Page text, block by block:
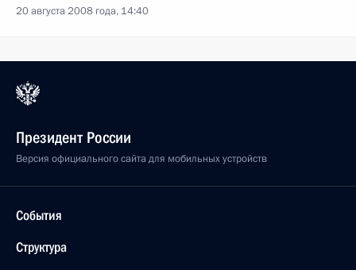
20 августа 2008 года, 14:40
Президент России
Версия официального сайта для мобильных устройств
События
Структура